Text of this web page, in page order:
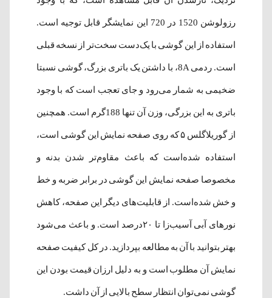
رزولوشن 1520 در 720 این نمایشگر قابل توجیه است.
استفاده از این گوشی با یک‌‌دست سخت‌‌تر از نسخه قبلی
است. ردمی 8A، با داشتن یک باتری بزرگ، گوشی نسبتا
ضخیمی به شمار می‌رود و جای تعجب است که با وجود
باتری به این بزرگی، وزن آن تنها 188گرم است. همچنین
از گوریلاگلس ۵ که روی صفحه نمایش این گوشی است،
استفاده شده‌است که باعث مقاوم‌تر شدن بدنه و
مخصوصا صفحه نمایش این گوشی در برابر ضربه و خط
و خش شده‌است. از قابلیت‌های دیگر این صفحه، کاهش
نورهای آبی آسیب‌زا تا ۲۰درصد است. و باعث می‌شود
بهتر بتوانید با آن به مطالعه بپردازید. در کل کیفیت صفحه
نمایش آن مطلوب است و به دلیل ارزان قیمت بودن این
گوشی نمی‌توان انتظار سطح بالایی از آن داشت.